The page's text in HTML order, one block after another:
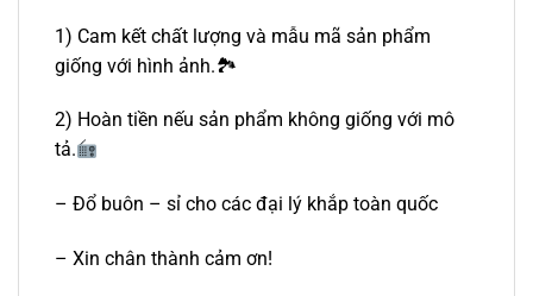
1) Cam kết chất lượng và mẫu mã sản phẩm
giống với hình ảnh.🏞
2) Hoàn tiền nếu sản phẩm không giống với mô
tả.
– Đổ buôn – sỉ cho các đại lý khắp toàn quốc
– Xin chân thành cảm ơn!